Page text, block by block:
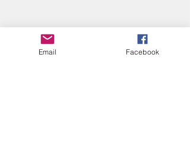
Email Facebook